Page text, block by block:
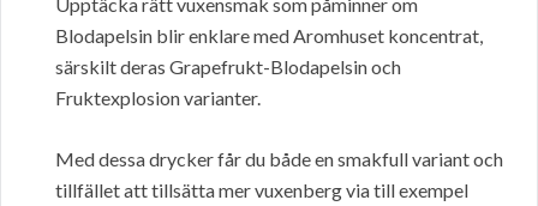
Blodapelsin blir enklare med Aromhuset koncentrat,
särskilt deras Grapefrukt-Blodapelsin och
Fruktexplosion varianter.
Med dessa drycker får du både en smakfull variant och
tillfället att tillsätta mer vuxenberg via till exempel